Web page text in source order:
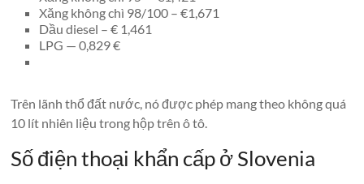
Xăng không chì 98/100 – €1,671
Dầu diesel – € 1,461
LPG — 0,829 €
Trên lãnh thổ đất nước, nó được phép mang theo không quá
10 lít nhiên liệu trong hộp trên ô tô.
Số điện thoại khẩn cấp ở Slovenia